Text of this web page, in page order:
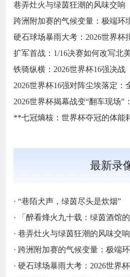
巷弄灶火与绿茵狂潮的风味交响
硬石球场暴雨大考：2026世界杯
扩军首战：1/16决赛如何改写北
铁骑纵横：2026世界杯16强决战
2026世界杯16强对阵尘埃落定：
2026世界杯揭幕战变“翻车现场”
最新录
· “巷陌犬声，绿茵尽头是炊烟”
·
「醉看烽火九十载：绿茵酒馆
· 巷弄灶火与绿茵狂潮的风味交响
· 跨洲附加赛的气候变量：极端环境
· 硬石球场暴雨大考：2026世界